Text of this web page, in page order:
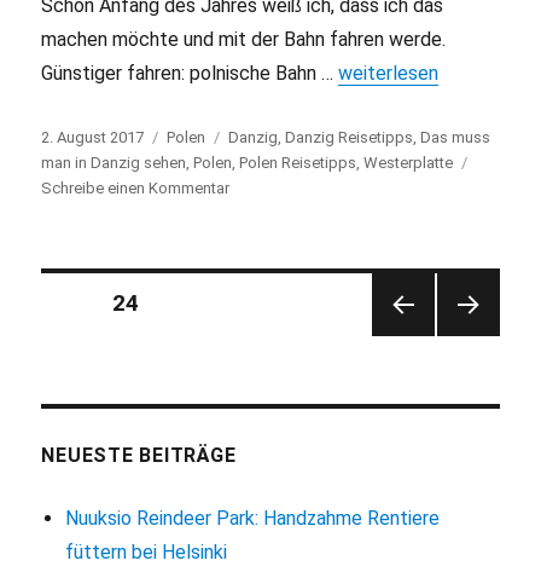
Schon Anfang des Jahres weiß ich, dass ich das
machen möchte und mit der Bahn fahren werde.
Günstiger fahren: polnische Bahn …„Langes Wochenende
weiterlesen
Veröffentlicht
am
2. August 2017 Kategorien
Polen Schlagwörter
Danzig ,Danzig Reisetipps ,Das muss
man in Danzig sehen ,Polen ,Polen Reisetipps ,Westerplatte
Schreibe einen Kommentar
Seitennummerierung
Beiträge
SEITE
24
NEUESTE BEITRÄGE
Nuuksio Reindeer Park: Handzahme Rentiere
füttern bei Helsinki